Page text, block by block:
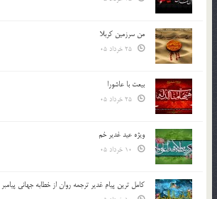
من سرزمین کربلا
بیعت با عاشورا
ویژه عید غدیر خم
کامل ترین پیام غدیر ترجمه روان از خطابه جهانی